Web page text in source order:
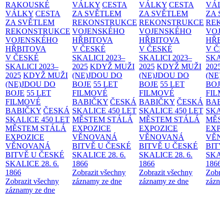
RAKOUSKÉ
VÁLKY CESTA
ZA SVĚTLEM
REKONSTRUKCE
VOJENSKÉHO
HŘBITOVA
V ČESKÉ
SKALICI 2023–
2025 KDYŽ MUŽI
(NE)JDOU DO
BOJE 55 LET
FILMOVÉ
BABIČKY ČESKÁ
SKALICE 450 LET
MĚSTEM STÁLÁ
EXPOZICE
VĚNOVANÁ
BITVĚ U ČESKÉ
SKALICE 28. 6.
1866
Zobrazit všechny
záznamy ze dne
VÁLKY CESTA
ZA SVĚTLEM
REKONSTRUKCE
VOJENSKÉHO
HŘBITOVA
V ČESKÉ
SKALICI 2023–
2025 KDYŽ MUŽI
(NE)JDOU DO
BOJE 55 LET
FILMOVÉ
BABIČKY ČESKÁ
SKALICE 450 LET
MĚSTEM STÁLÁ
EXPOZICE
VĚNOVANÁ
BITVĚ U ČESKÉ
SKALICE 28. 6.
1866
Zobrazit všechny
záznamy ze dne
VÁLKY CESTA
ZA SVĚTLEM
REKONSTRUKCE
VOJENSKÉHO
HŘBITOVA
V ČESKÉ
SKALICI 2023–
2025 KDYŽ MUŽI
(NE)JDOU DO
BOJE 55 LET
FILMOVÉ
BABIČKY ČESKÁ
SKALICE 450 LET
MĚSTEM STÁLÁ
EXPOZICE
VĚNOVANÁ
BITVĚ U ČESKÉ
SKALICE 28. 6.
1866
Zobrazit všechny
záznamy ze dne
ZA
V